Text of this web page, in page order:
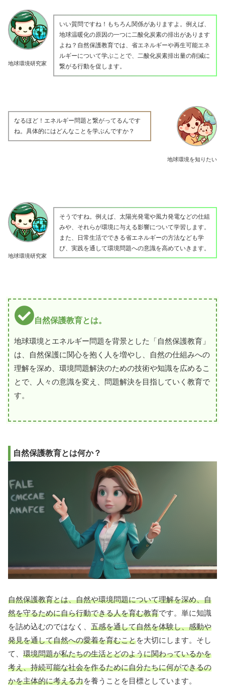
地球環境研究家
いい質問ですね！もちろん関係がありますよ。例えば、
地球温暖化の原因の一つに二酸化炭素の排出があります
よね？自然保護教育では、省エネルギーや再生可能エネ
ルギーについて学ぶことで、二酸化炭素排出量の削減に
繋がる行動を促します。
地球環境を知りたい
なるほど！エネルギー問題と繋がってるんです
ね。具体的にはどんなことを学ぶんですか？
地球環境研究家
そうですね。例えば、太陽光発電や風力発電などの仕組
みや、それらが環境に与える影響について学習します。
また、日常生活でできる省エネルギーの方法なども学
び、実践を通して環境問題への意識を高めていきます。
自然保護教育とは。
地球環境とエネルギー問題を背景とした「自然保護教育」
は、自然保護に関心を抱く人を増やし、自然の仕組みへの
理解を深め、環境問題解決のための技術や知識を広めるこ
とで、人々の意識を変え、問題解決を目指していく教育で
す。
自然保護教育とは何か？
自然保護教育とは、自然や環境問題について理解を深め、自
然を守るために自ら行動できる人を育む教育です。単に知識
を詰め込むのではなく、 五感を通して自然を体験し、感動や
発見を通して自然への愛着を育むことを大切にします。そし
て、 環境問題が私たちの生活とどのように関わっているかを
考え、持続可能な社会を作るために自分たちに何ができるの
かを主体的に考える力を養うことを目標としています。